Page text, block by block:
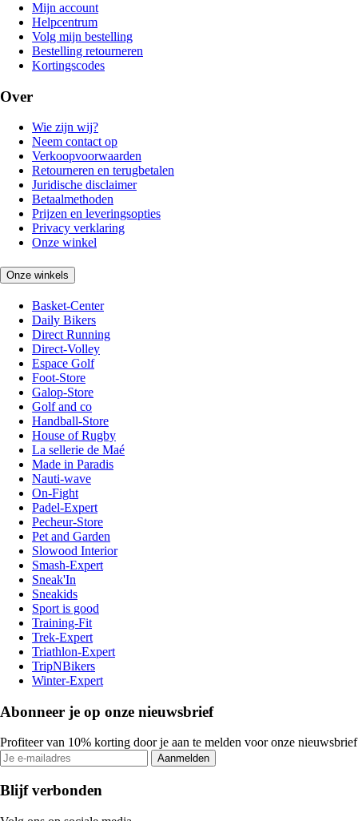
Mijn account
Helpcentrum
Volg mijn bestelling
Bestelling retourneren
Kortingscodes
Over
Wie zijn wij?
Neem contact op
Verkoopvoorwaarden
Retourneren en terugbetalen
Juridische disclaimer
Betaalmethoden
Prijzen en leveringsopties
Privacy verklaring
Onze winkel
Onze winkels
Basket-Center
Daily Bikers
Direct Running
Direct-Volley
Espace Golf
Foot-Store
Galop-Store
Golf and co
Handball-Store
House of Rugby
La sellerie de Maé
Made in Paradis
Nauti-wave
On-Fight
Padel-Expert
Pecheur-Store
Pet and Garden
Slowood Interior
Smash-Expert
Sneak'In
Sneakids
Sport is good
Training-Fit
Trek-Expert
Triathlon-Expert
TripNBikers
Winter-Expert
Abonneer je op onze nieuwsbrief
Profiteer van 10% korting door je aan te melden voor onze nieuwsbrief
Aanmelden
Blijf verbonden